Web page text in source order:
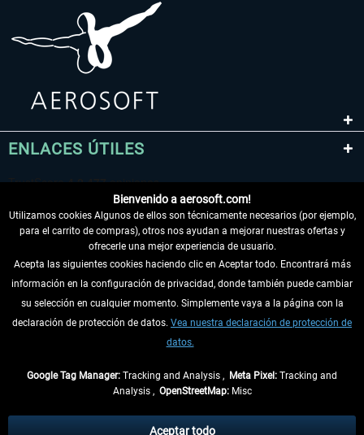
ENLACES ÚTILES
DESISTIR DEL CONTRATO
INFORMACIÓN
tasas de recepción si no se describe lo contrario
Bienvenido a aerosoft.com!
Utilizamos cookies Algunos de ellos son técnicamente necesarios (por ejemplo,
para el carrito de compras), otros nos ayudan a mejorar nuestras ofertas y
ofrecerle una mejor experiencia de usuario.
Acepta las siguientes cookies haciendo clic en Aceptar todo. Encontrará más
información en la configuración de privacidad, donde también puede cambiar
su selección en cualquier momento. Simplemente vaya a la página con la
declaración de protección de datos. Vea nuestra declaración de protección de
datos.
Google Tag Manager: Tracking and Analysis , Meta Pixel: Tracking and
Analysis , OpenStreetMap:Misc
Aceptar todo